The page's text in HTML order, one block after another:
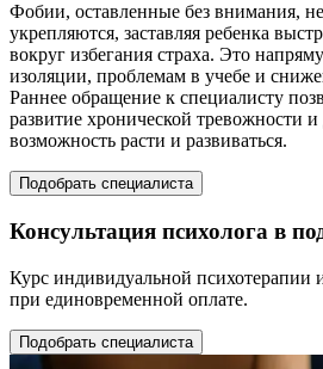
Фобии, оставленные без внимания,
укрепляются, заставляя ребенка
вокруг избегания страха. Это
изоляции, проблемам в учебе и
Раннее обращение к специалисту
развитие хронической тревожности и
возможность расти и развиваться.
Подобрать специалиста
Консультация психолога в
Курс индивидуальной психотерапии
при единовременной оплате.
Подобрать специалиста